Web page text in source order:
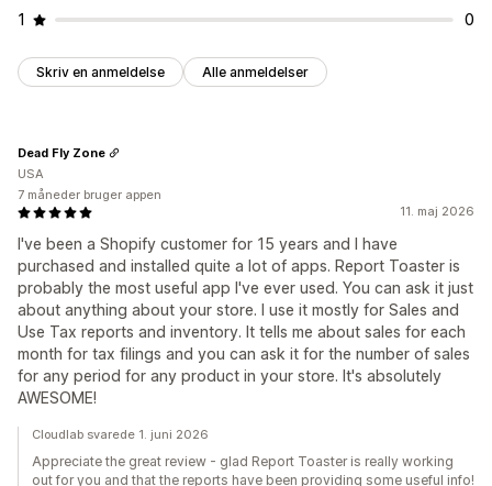
1
0
Skriv en anmeldelse Alle anmeldelser
11. maj 2026
I've been a Shopify customer for 15 years and I have
purchased and installed quite a lot of apps. Report Toaster is
probably the most useful app I've ever used. You can ask it just
about anything about your store. I use it mostly for Sales and
Use Tax reports and inventory. It tells me about sales for each
month for tax filings and you can ask it for the number of sales
for any period for any product in your store. It's absolutely
AWESOME!
Dead Fly Zone
USA
7 måneder bruger appen
Cloudlab svarede 1. juni 2026
Appreciate the great review - glad Report Toaster is really working
out for you and that the reports have been providing some useful info!